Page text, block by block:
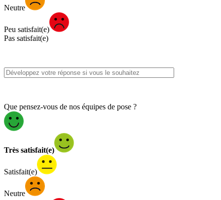
Neutre
Peu satisfait(e)
Pas satisfait(e)
Que pensez-vous de nos équipes de pose ?
Très satisfait(e)
Satisfait(e)
Neutre